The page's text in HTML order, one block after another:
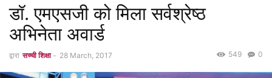
डॉ. एमएसजी को मिला सर्वश्रेष्ठ
अभिनेता अवार्ड
द्वारा सच्ची शिक्षा - 28 March, 2017 0
549